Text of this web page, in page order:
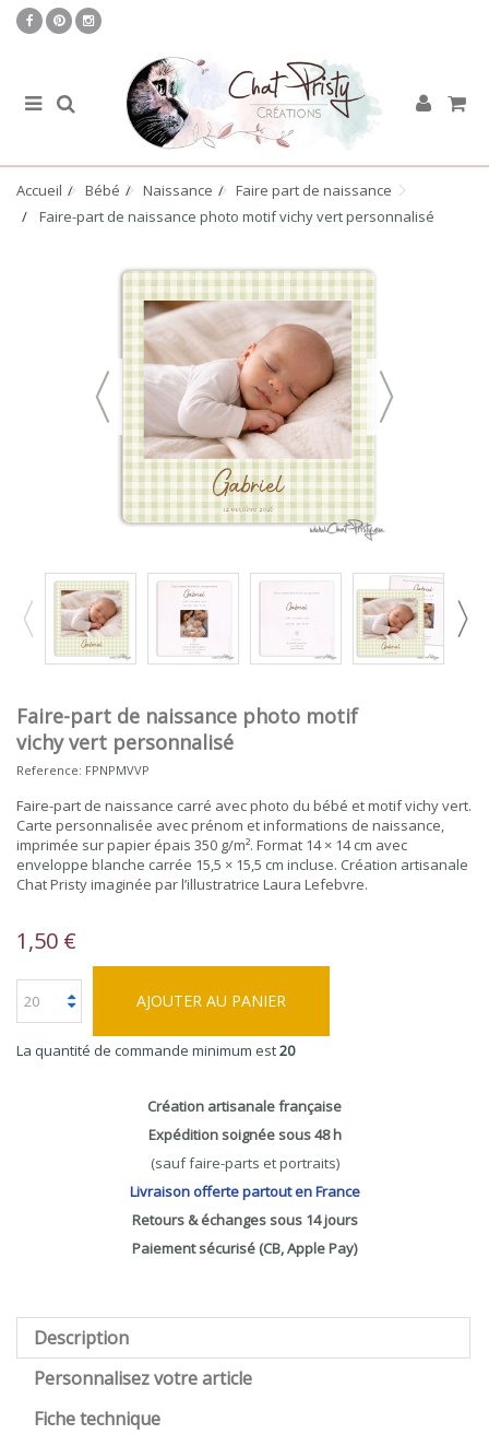
Accueil Bébé Naissance
Faire part de naissance
Faire-part de naissance photo motif vichy vert personnalisé
Faire-part de naissance photo motif
vichy vert personnalisé
Reference: FPNPMVVP
Faire-part de naissance carré avec photo du bébé et motif vichy vert.
Carte personnalisée avec prénom et informations de naissance,
imprimée sur papier épais 350 g/m². Format 14 × 14 cm avec
enveloppe blanche carrée 15,5 × 15,5 cm incluse. Création artisanale
Chat Pristy imaginée par l’illustratrice Laura Lefebvre.
1,50 €
AJOUTER AU PANIER
La quantité de commande minimum est20
Création artisanale française
Expédition soignée sous 48 h
(sauf faire-parts et portraits)
Livraison offerte partout en France
Retours & échanges sous 14 jours
Paiement sécurisé (CB, Apple Pay)
Description
Personnalisez votre article
Fiche technique